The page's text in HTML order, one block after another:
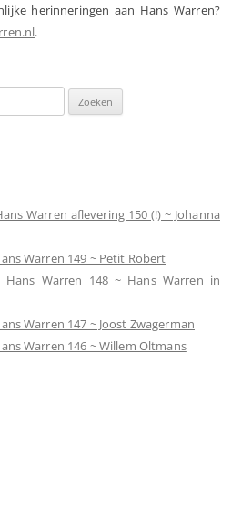
herinneringen aan Hans Warren?
.
Warren aflevering 150 (!) ~ Johanna
Warren 149 ~ Petit Robert
Warren 148 ~ Hans Warren in
Warren 147 ~ Joost Zwagerman
Warren 146 ~ Willem Oltmans